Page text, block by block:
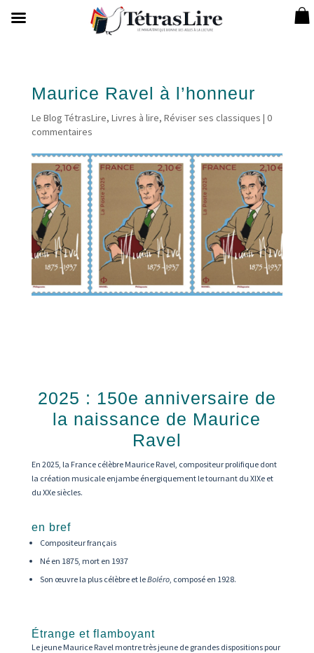
Maurice Ravel à l’honneur
Le Blog TétrasLire, Livres à lire, Réviser ses classiques | 0
commentaires
2025 : 150e anniversaire de
la naissance de Maurice
Ravel
En 2025, la France célèbre Maurice Ravel, compositeur prolifique dont
la création musicale enjambe énergiquement le tournant du XIXe et
du XXe siècles.
en bref
Compositeur français
Né en 1875, mort en 1937
Son œuvre la plus célèbre et leBoléro, composé en 1928.
Étrange et flamboyant
Le jeune Maurice Ravel montre très jeune de grandes dispositions pour